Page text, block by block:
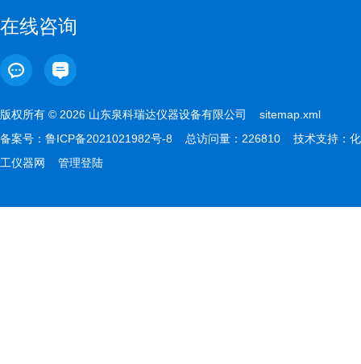
在线咨询
版权所有 © 2026 山东泉科瑞达仪器设备有限公司 sitemap.xml
备案号： 鲁ICP备2021021982号-8 总访问量：226810 技术支持： 化
工仪器网
管理登陆